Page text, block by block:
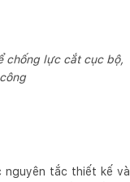
chống lực cắt cục bộ,
nguyên tắc thiết kế và